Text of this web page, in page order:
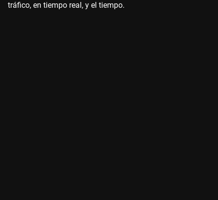
tráfico, en tiempo real, y el tiempo.